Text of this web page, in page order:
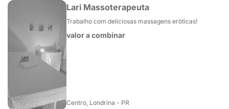
Lari Massoterapeuta
Trabalho com deliciosas massagens eróticas!
valor a combinar
Centro, Londrina - PR